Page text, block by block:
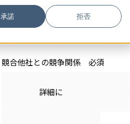
承諾 拒否
競合他社との競争関係
詳細に